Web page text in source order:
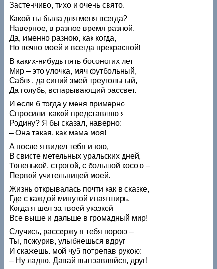
Застенчиво, тихо и очень свято.
Какой ты была для меня всегда?
Наверное, в разное время разной.
Да, именно разною, как когда,
Но вечно моей и всегда прекрасной!
В каких-нибудь пять босоногих лет
Мир – это улочка, мяч футбольный,
Сабля, да синий змей треугольный,
Да голубь, вспарывающий рассвет.
И если б тогда у меня примерно
Спросили: какой представляю я
Родину? Я бы сказал, наверно:
– Она такая, как мама моя!
А после я видел тебя иною,
В свисте метельных уральских дней,
Тоненькой, строгой, с большой косою –
Первой учительницей моей.
Жизнь открывалась почти как в сказке,
Где с каждой минутой иная ширь,
Когда я шел за твоей указкой
Все выше и дальше в громадный мир!
Случись, рассержу я тебя порою –
Ты, пожурив, улыбнешься вдруг
И скажешь, мой чуб потрепав рукою:
– Ну ладно. Давай выправляйся, друг!